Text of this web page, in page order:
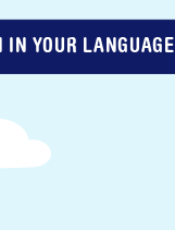
YOUR LANGUAGE